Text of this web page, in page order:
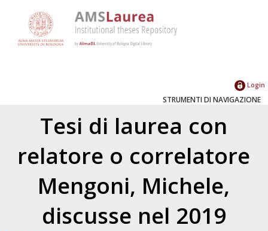
Login
STRUMENTI DI NAVIGAZIONE
Tesi di laurea con
relatore o correlatore
Mengoni, Michele,
discusse nel 2019